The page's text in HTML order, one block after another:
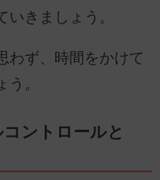
いきましょう。
わず、時間をかけて
。
ントロールと